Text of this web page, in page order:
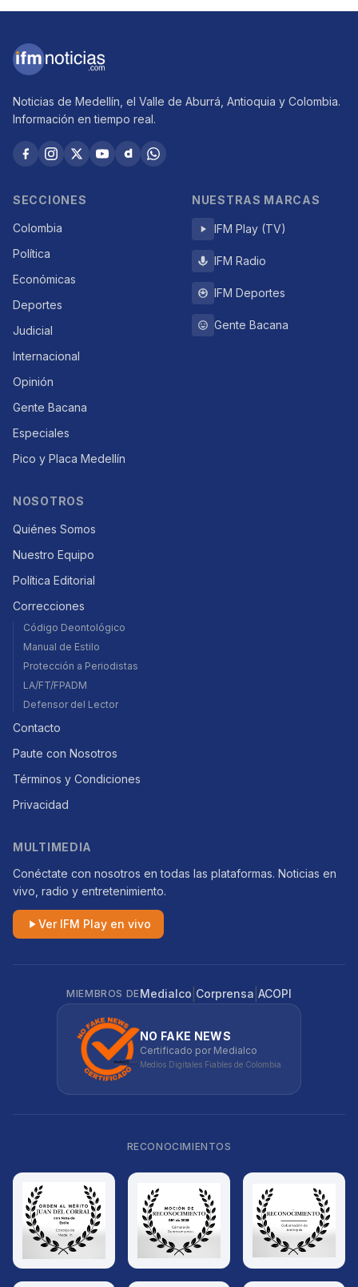
Noticias de Medellín, el Valle de Aburrá, Antioquia y Colombia.
Información en tiempo real.
SECCIONES
Colombia
Política
Económicas
Deportes
Judicial
Internacional
Opinión
Gente Bacana
Especiales
Pico y Placa Medellín
NUESTRAS MARCAS
IFM Play (TV)
IFM Radio
IFM Deportes
Gente Bacana
NOSOTROS
Quiénes Somos
Nuestro Equipo
Política Editorial
Correcciones
Código Deontológico
Manual de Estilo
Protección a Periodistas
LA/FT/FPADM
Defensor del Lector
Contacto
Paute con Nosotros
Términos y Condiciones
Privacidad
MULTIMEDIA
Conéctate con nosotros en todas las plataformas. Noticias en
vivo, radio y entretenimiento.
Ver IFM Play en vivo
MIEMBROS DEMedialco Corprensa ACOPI
NO FAKE NEWS
Certificado por Medialco
Medios Digitales Fiables de Colombia
RECONOCIMIENTOS